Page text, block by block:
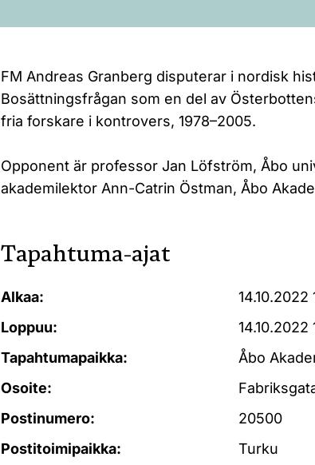
FM Andreas Granberg disputerar i nordisk
Bosättningsfrågan som en del av
fria forskare i kontrovers, 1978–2005.
Opponent är professor Jan Löfström, Åbo
akademilektor Ann-Catrin Östman, Åbo
Tapahtuma-ajat
Alkaa:
14.10.2022
Loppuu:
14.10.2022
Tapahtumapaikka:
Åbo
Osoite:
Postinumero:
20500
Postitoimipaikka:
Turku